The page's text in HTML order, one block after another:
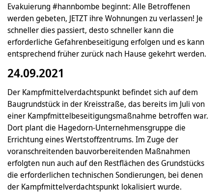
Evakuierung #hannbombe beginnt: Alle Betroffenen
werden gebeten, JETZT ihre Wohnungen zu verlassen! Je
schneller dies passiert, desto schneller kann die
erforderliche Gefahrenbeseitigung erfolgen und es kann
entsprechend früher zurück nach Hause gekehrt werden.
24.09.2021
Der Kampfmittel­verdachts­punkt befindet sich auf dem
Baugrundstück in der Kreisstraße, das bereits im Juli von
einer Kampfmittel­beseiti­gungs­maßnahme betroffen war.
Dort plant die Hagedorn-Unternehmensgruppe die
Errichtung eines Wertstoffzentrums. Im Zuge der
voranschreitenden bauvorbereitenden Maßnahmen
erfolgten nun auch auf den Restflächen des Grundstücks
die erforderlichen technischen Sondierungen, bei denen
der Kampfmittelverdachtspunkt lokalisiert wurde.